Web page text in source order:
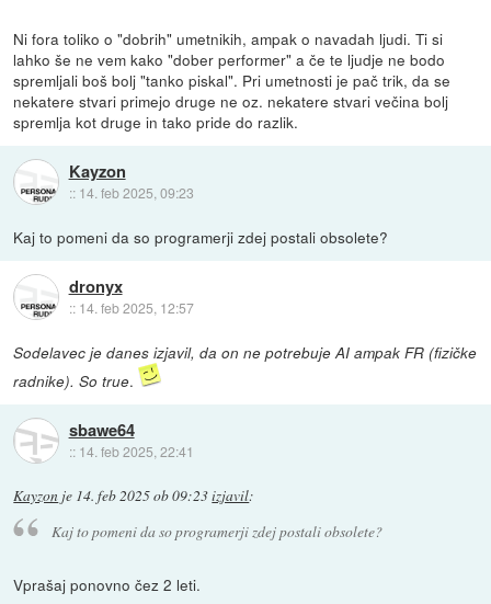
Ni fora toliko o "dobrih" umetnikih, ampak o navadah ljudi. Ti si
lahko še ne vem kako "dober performer" a če te ljudje ne bodo
spremljali boš bolj "tanko piskal". Pri umetnosti je pač trik, da se
nekatere stvari primejo druge ne oz. nekatere stvari večina bolj
spremlja kot druge in tako pride do razlik.
Kayzon
:: 14. feb 2025, 09:23
Kaj to pomeni da so programerji zdej postali obsolete?
dronyx
:: 14. feb 2025, 12:57
Sodelavec je danes izjavil, da on ne potrebuje AI ampak FR (fizičke
radnike). So true.
sbawe64
:: 14. feb 2025, 22:41
Kayzon je 14. feb 2025 ob 09:23izjavil:
Kaj to pomeni da so programerji zdej postali obsolete?
Vprašaj ponovno čez 2 leti.